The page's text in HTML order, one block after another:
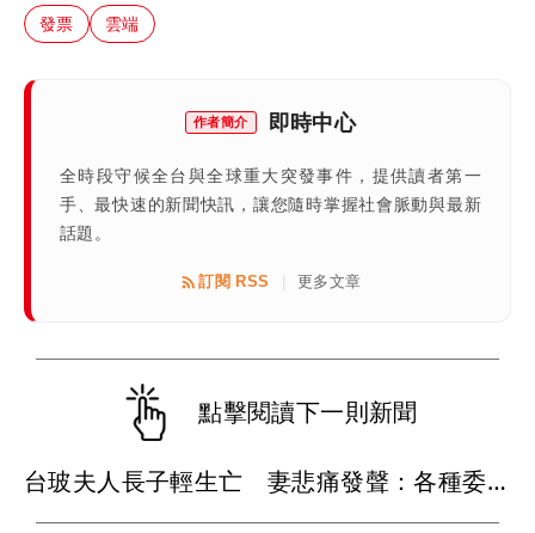
發票 雲端
作者簡介 即時中心
全時段守候全台與全球重大突發事件，提供讀者第一
手、最快速的新聞快訊，讓您隨時掌握社會脈動與最新
話題。
訂閱 RSS 更多文章
點擊閱讀下一則新聞
台玻夫人長子輕生亡 妻悲痛發聲：各種委屈與不平...